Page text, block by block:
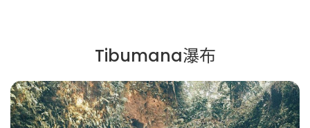
Tibumana瀑布